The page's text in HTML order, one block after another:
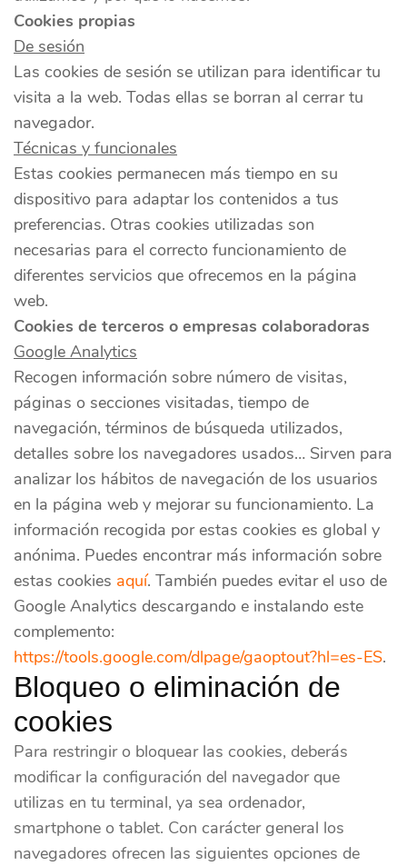
Cookies propias
De sesión
Las cookies de sesión se utilizan para identificar tu
visita a la web. Todas ellas se borran al cerrar tu
navegador.
Técnicas y funcionales
Estas cookies permanecen más tiempo en su
dispositivo para adaptar los contenidos a tus
preferencias. Otras cookies utilizadas son
necesarias para el correcto funcionamiento de
diferentes servicios que ofrecemos en la página
web.
Cookies de terceros o empresas colaboradoras
Google Analytics
Recogen información sobre número de visitas,
páginas o secciones visitadas, tiempo de
navegación, términos de búsqueda utilizados,
detalles sobre los navegadores usados… Sirven para
analizar los hábitos de navegación de los usuarios
en la página web y mejorar su funcionamiento. La
información recogida por estas cookies es global y
anónima. Puedes encontrar más información sobre
estas cookies aquí. También puedes evitar el uso de
Google Analytics descargando e instalando este
complemento:
https://tools.google.com/dlpage/gaoptout?hl=es-ES.
Bloqueo o eliminación de
cookies
Para restringir o bloquear las cookies, deberás
modificar la configuración del navegador que
utilizas en tu terminal, ya sea ordenador,
smartphone o tablet. Con carácter general los
navegadores ofrecen las siguientes opciones de